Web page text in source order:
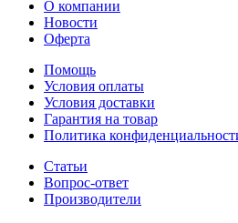
О компании
Новости
Оферта
Помощь
Условия оплаты
Условия доставки
Гарантия на товар
Политика
Статьи
Вопрос-ответ
Производители